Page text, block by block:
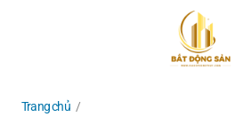
Trang chủ /